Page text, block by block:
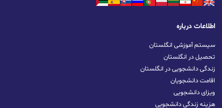
اطلاعات درباره
سیستم آموزشی انگلستان
تحصیل در انگلستان
زندگی دانشجویی در انگلستان
اقامت دانشجویان
ویزای دانشجویی
هزینه زندگی دانشجویی